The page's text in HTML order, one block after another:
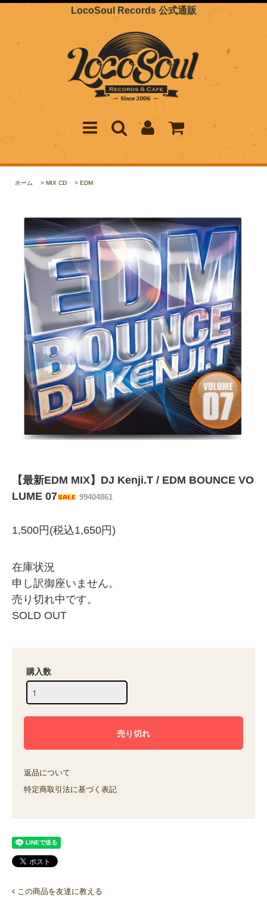
LocoSoul Records 公式通販
ホーム > MIX CD > EDM
【最新EDM MIX】DJ Kenji.T / EDM BOUNCE VO
LUME 07
99404861
1,500円(税込1,650円)
在庫状況
申し訳御座いません。
売り切れ中です。
SOLD OUT
購入数
返品について
特定商取引法に基づく表記
この商品を友達に教える